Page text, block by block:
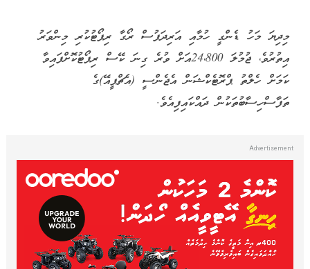
މިދިޔަ މަހު ޑެންގީ ހުމާއި އަރިދަފުސް ރޯގާ ރިޕޯޓުކުރި މިންވަރު
އިތުރުވެ، ޖުމުލަ 24،800އަށް ވުރެ ގިނަ ކޭސް ރިޕޯޓުކޮށްފައިވާ
ކަމަށް ހެލްތު ޕްރޮޓެކްޝަން އެޖެންސީ (އެޗްޕީއޭ)ގެ
ތަފާސްހިސާބުތަކުން ދައްކައިފިއެވެ.